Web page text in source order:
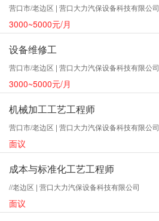
营口市/老边区 | 营口大力汽保设备科技有限公司
3000~5000元/月
设备维修工
营口市/老边区 | 营口大力汽保设备科技有限公司
3000~5000元/月
机械加工工艺工程师
营口市/老边区 | 营口大力汽保设备科技有限公司
面议
成本与标准化工艺工程师
//老边区 | 营口大力汽保设备科技有限公司
面议